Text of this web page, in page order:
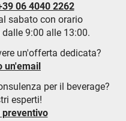
06 4040 2262
sabato con orario
9:00 alle 13:00.
un'offerta dedicata?
un'email
per il beverage?
esperti!
preventivo